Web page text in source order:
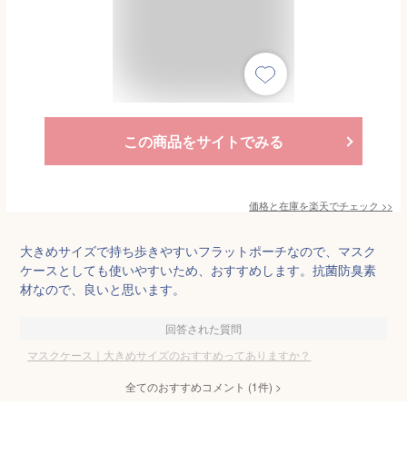
この商品をサイトでみる
価格と在庫を楽天でチェック >>
大きめサイズで持ち歩きやすいフラットポーチなので、マスク
ケースとしても使いやすいため、おすすめします。抗菌防臭素
材なので、良いと思います。
回答された質問
マスクケース｜大きめサイズのおすすめってありますか？
全てのおすすめコメント (1件) >